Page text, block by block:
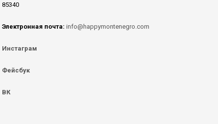
85340
Электронная почта: info@happymontenegro.com
Инстаграм
Фейсбук
ВК